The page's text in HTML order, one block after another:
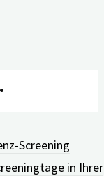
Screening
in Ihrer